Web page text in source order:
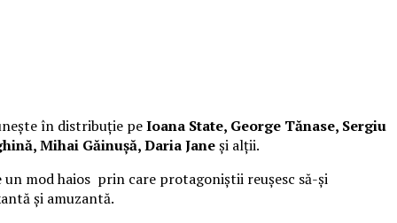
în distribuție peIoana State, George Tănase, Sergiu
Mihai Găinușă, Daria Janeși alții.
un mod haios prin care protagoniștii reușesc să-și
și amuzantă.